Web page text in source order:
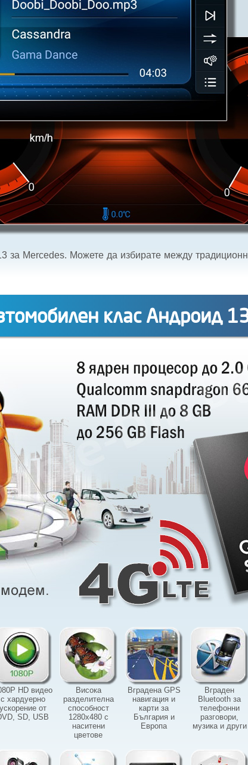
за Mercedes. Можете да избирате между
клас Андроид
HD видео
с хардуерно
ускорение от
SD, USB
Висока
разделителна
способност
1280х480 с
наситени
цветове
Вградена GPS
навигация и
карти за
България и
Европа
Вграден
Bluetooth за
телефонни
разговори,
музика и други